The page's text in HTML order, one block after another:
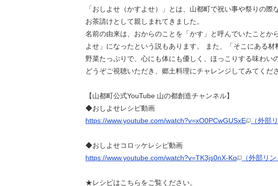
「おしよせ（かすよせ）」とは、山都町で祝い事や祭りの
お茶請けとして親しまれてきました。
名前の由来は、おからのことを「かす」と呼んでいたこと
よせ」になったという説もあります。 また、「そこにある
野菜たっぷりで、心にも体にも優しく、ほっこりする味わい
どうぞご視聴いただき、郷土料理にチャレンジしてみてくださ
【山都町公式YouTube 山の都創造チャンネル】
◆おしよせレシピ動画
https://www.youtube.com/watch?v=xO0PCwGUSxE
（外部
◆おしよせコロッケレシピ動画
https://www.youtube.com/watch?v=TK3js0nX-Ko
（外部リン
★レシピはこちらをご覧ください。